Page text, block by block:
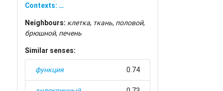
Contexts: …
Neighbours: клетка, ткань, половой,
брюшной, печень
Similar senses:
функция 0.74